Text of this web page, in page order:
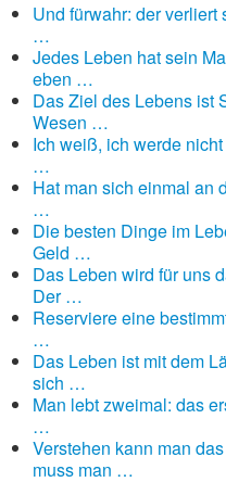
Und fürwahr: der
…
Jedes Leben hat sein
eben …
Das Ziel des Lebens ist
Wesen …
Ich weiß, ich werde
…
Hat man sich einmal an
…
Die besten Dinge im
Geld …
Das Leben wird für uns
Der …
Reserviere eine
…
Das Leben ist mit dem
sich …
Man lebt zweimal: das
…
Verstehen kann man
muss man …